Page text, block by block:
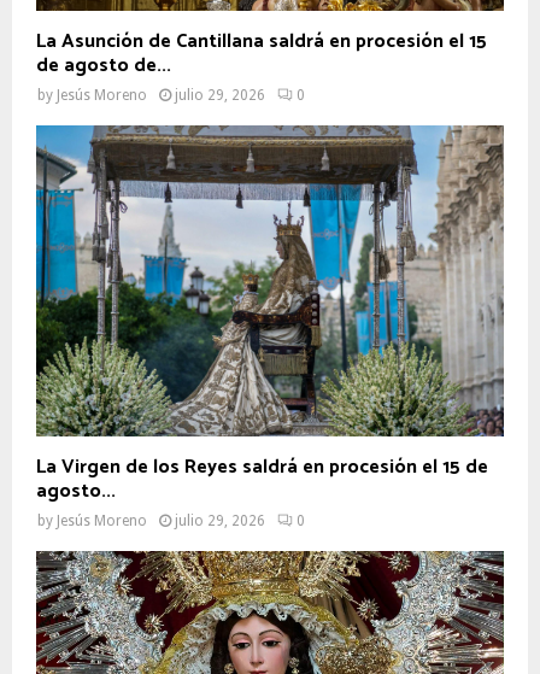
La Asunción de Cantillana saldrá en procesión el 15
de agosto de...
by Jesús Moreno julio 29, 2026 0
La Virgen de los Reyes saldrá en procesión el 15 de
agosto...
by Jesús Moreno julio 29, 2026 0